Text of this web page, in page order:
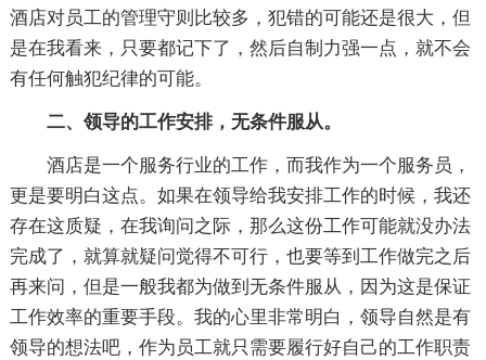
酒店对员工的管理守则比较多，犯错的可能还是很大，但
是在我看来，只要都记下了，然后自制力强一点，就不会
有任何触犯纪律的可能。
二、领导的工作安排，无条件服从。
酒店是一个服务行业的工作，而我作为一个服务员，
更是要明白这点。如果在领导给我安排工作的时候，我还
存在这质疑，在我询问之际，那么这份工作可能就没办法
完成了，就算就疑问觉得不可行，也要等到工作做完之后
再来问，但是一般我都为做到无条件服从，因为这是保证
工作效率的重要手段。我的心里非常明白，领导自然是有
领导的想法吧，作为员工就只需要履行好自己的工作职责